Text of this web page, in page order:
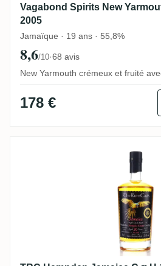
Vagabond Spirits New
2005
Jamaïque · 19 ans · 55,8%
8,6/10·68 avis
New Yarmouth crémeux et fruité
178 €
TRC Hampden